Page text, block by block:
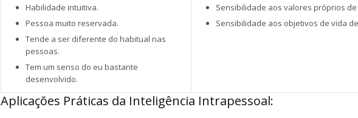
Habilidade intuitiva.
Pessoa muito reservada.
Tende a ser diferente do habitual nas
pessoas.
Tem um senso do eu bastante
desenvolvido.
Sensibilidade aos valores próprios de
Sensibilidade aos objetivos de vida
Aplicações Práticas da Inteligência Intrapessoal: